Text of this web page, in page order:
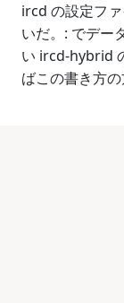
ircd の設定フ
いだ。: でデー
い ircd-hybrid
ばこの書き方